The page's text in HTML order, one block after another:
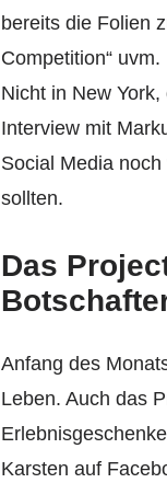
bereits die Folien
Competition“ uvm.
Nicht in New
Interview mit
Social Media
sollten.
Das
Anfang des
Leben. Auch das
Karsten auf